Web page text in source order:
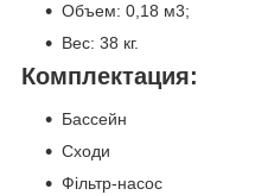
Объем: 0,18 м3;
Вес: 38 кг.
Комплектация:
Бассейн
Сходи
Фільтр-насос